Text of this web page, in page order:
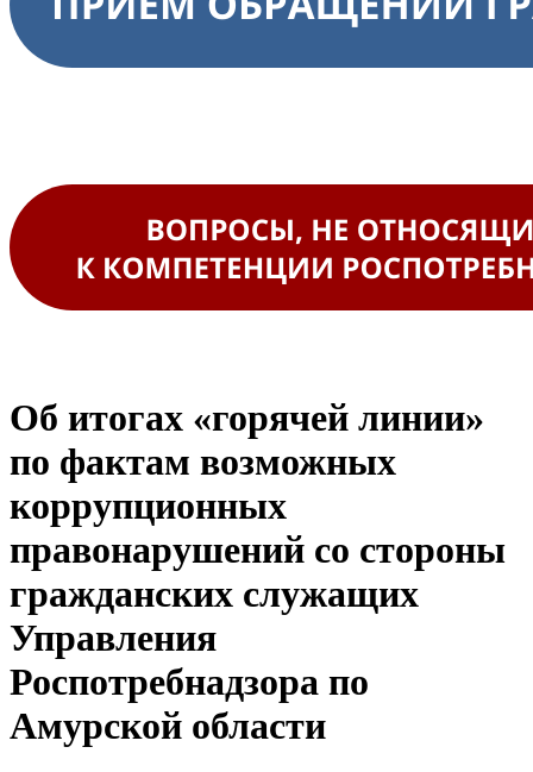
Об итогах «горячей линии»
по фактам возможных
коррупционных
правонарушений со стороны
гражданских служащих
Управления
Роспотребнадзора по
Амурской области